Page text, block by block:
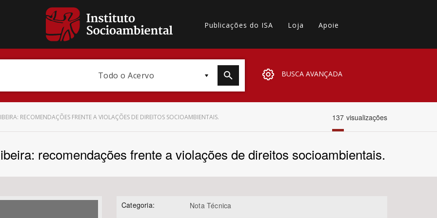
Publicações do ISA Loja Apoie
Todo o Acervo BUSCA AVANÇADA
RECOMENDAÇÕES FRENTE A VIOLAÇÕES DE DIREITOS SOCIOAMBIENTAIS. 137 visualizações
recomendações frente a violações de direitos socioambientais.
Categoria: Nota Técnica